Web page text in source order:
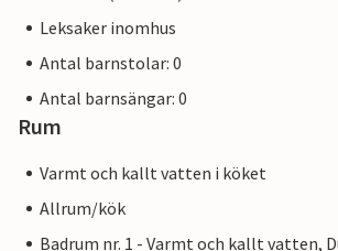
Leksaker inomhus
Antal barnstolar: 0
Antal barnsängar: 0
Rum
Varmt och kallt vatten i köket
Allrum/kök
Badrum nr. 1 - Varmt och kallt vatten,